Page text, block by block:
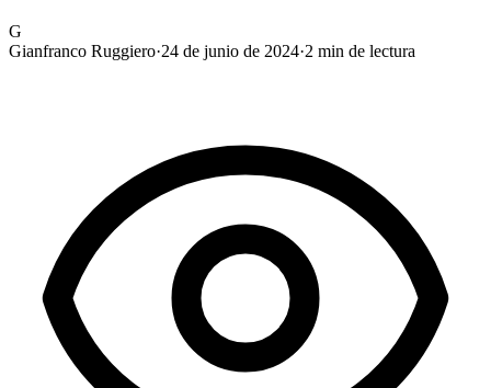
G
Gianfranco Ruggiero·24 de junio de 2024·2 min de lectura